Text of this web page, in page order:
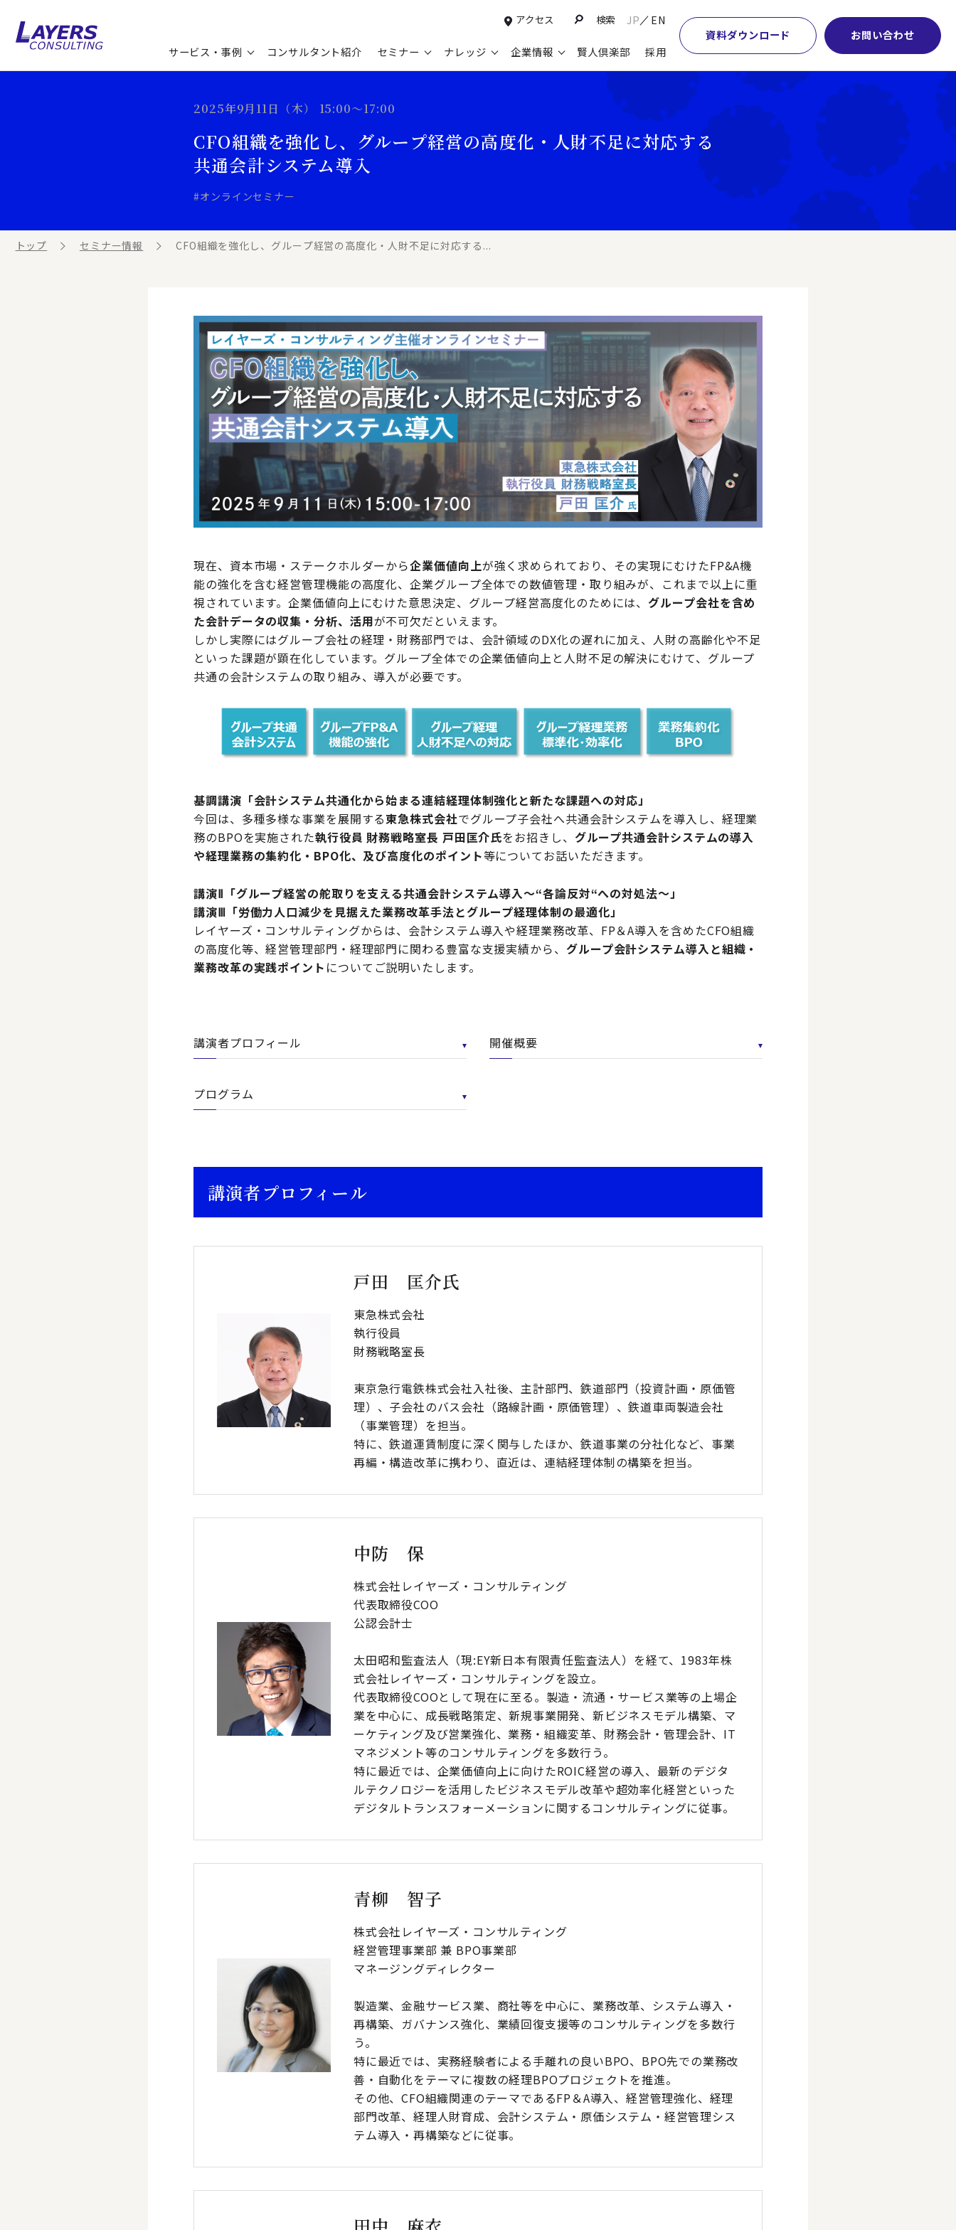
アクセス 検索 JP EN
サービス・事例 コンサルタント紹介 セミナー ナレッジ 企業情報 賢人倶楽部 採用
資料ダウンロード お問い合わせ
コンサルティングサービス
コンサルティング事例
お客様の声
M&A支援
本社・間接業務改革
サプライチェーンマネジメント
物流改革
ヒューマンリソースマネジメント
ビジネスプロセスアウトソーシング
AI・DX・ERP
セミナー情報
配信中のセミナーアーカイブ
最新ソリューション
ビジネス用語集
動画ライブラリ
経営企画・事業戦略
広報・CSR
営業・マーケティング
設計・開発・生産・調達
【特集】会計システム刷新
【特集】CFO革新
【特集】ポスト2027年の基幹システム
連載／寄稿／書籍
トップメッセージ
経営諮問委員紹介
学術顧問紹介
DE&I推進の取り組み
グループ会社
グローバルネットワーク
アクセス
メディア掲載
2025年9月11日（木） 15:00～17:00
CFO組織を強化し、グループ経営の高度化・人財不足に対応する
共通会計システム導入
#オンラインセミナー
トップ セミナー情報 CFO組織を強化し、グループ経営の高度化・人財不足に対応する...
現在、資本市場・ステークホルダーから企業価値向上が強く求められており、その実現にむけたFP&A機
能の強化を含む経営管理機能の高度化、企業グループ全体での数値管理・取り組みが、これまで以上に重
視されています。企業価値向上にむけた意思決定、グループ経営高度化のためには、 グループ会社を含め
た会計データの収集・分析、活用が不可欠だといえます。
しかし実際にはグループ会社の経理・財務部門では、会計領域のDX化の遅れに加え、人財の高齢化や不足
といった課題が顕在化しています。グループ全体での企業価値向上と人財不足の解決にむけて、グループ
共通の会計システムの取り組み、導入が必要です。
基調講演「会計システム共通化から始まる連結経理体制強化と新たな課題への対応」
今回は、多種多様な事業を展開する東急株式会社でグループ子会社へ共通会計システムを導入し、経理業
務のBPOを実施された執行役員 財務戦略室長 戸田匡介氏をお招きし、 グループ共通会計システムの導入
や経理業務の集約化・BPO化、及び高度化のポイント等についてお話いただきます。
講演Ⅱ「グループ経営の舵取りを支える共通会計システム導入～“各論反対“への対処法～ 」
講演Ⅲ「労働力人口減少を見据えた業務改革手法とグループ経理体制の最適化」
レイヤーズ・コンサルティングからは、会計システム導入や経理業務改革、FP＆A導入を含めたCFO組織
の高度化等、経営管理部門・経理部門に関わる豊富な支援実績から、 グループ会計システム導入と組織・
業務改革の実践ポイント についてご説明いたします。
講演者プロフィール 開催概要
プログラム
講演者プロフィール
戸田 匡介氏
東急株式会社
執行役員
財務戦略室長
東京急行電鉄株式会社入社後、主計部門、鉄道部門（投資計画・原価管
理）、子会社のバス会社（路線計画・原価管理）、鉄道車両製造会社
（事業管理）を担当。
特に、鉄道運賃制度に深く関与したほか、鉄道事業の分社化など、事業
再編・構造改革に携わり、直近は、連結経理体制の構築を担当。
中防 保
株式会社レイヤーズ・コンサルティング
代表取締役COO
公認会計士
太田昭和監査法人（現:EY新日本有限責任監査法人）を経て、1983年株
式会社レイヤーズ・コンサルティングを設立。
代表取締役COOとして現在に至る。製造・流通・サービス業等の上場企
業を中心に、成長戦略策定、新規事業開発、新ビジネスモデル構築、マ
ーケティング及び営業強化、業務・組織変革、財務会計・管理会計、IT
マネジメント等のコンサルティングを多数行う。
特に最近では、企業価値向上に向けたROIC経営の導入、最新のデジタ
ルテクノロジーを活用したビジネスモデル改革や超効率化経営といった
デジタルトランスフォーメーションに関するコンサルティングに従事。
青柳 智子
株式会社レイヤーズ・コンサルティング
経営管理事業部 兼 BPO事業部
マネージングディレクター
製造業、金融サービス業、商社等を中心に、業務改革、システム導入・
再構築、ガバナンス強化、業績回復支援等のコンサルティングを多数行
う。
特に最近では、実務経験者による手離れの良いBPO、BPO先での業務改
善・自動化をテーマに複数の経理BPOプロジェクトを推進。
その他、CFO組織関連のテーマであるFP＆A導入、経営管理強化、経理
部門改革、経理人財育成、会計システム・原価システム・経営管理シス
テム導入・再構築などに従事。